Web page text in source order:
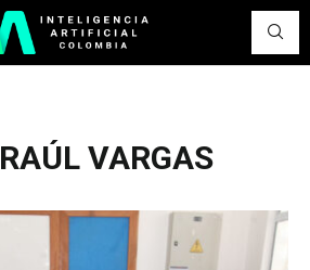
RAÚL VARGAS